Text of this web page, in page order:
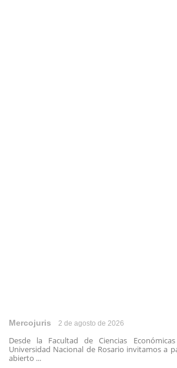
Mercojuris 2 de agosto de 2026
Desde la Facultad de Ciencias
Universidad Nacional de Rosario invitamos a
abierto ...